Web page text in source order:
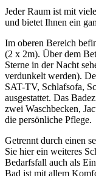
Jeder Raum ist mit
und bietet Ihnen ein
Im oberen Bereich
(2 x 2m). Über dem
Sterne in der Nacht
verdunkelt werden).
SAT-TV, Schlafsofa,
ausgestattet. Das
zwei Waschbecken,
die persönliche Pflege.
Getrennt durch einen
Sie hier ein weiteres
Bedarfsfall auch als
Bad ist mit allem